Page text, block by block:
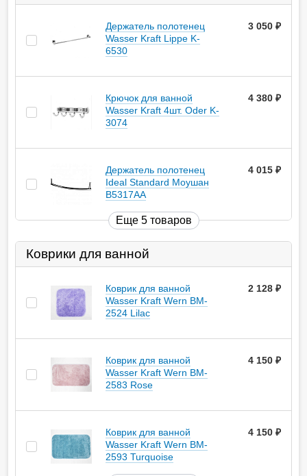
Держатель полотенец
Wasser Kraft Lippe K-
6530
3 050
Крючок для ванной
Wasser Kraft 4шт. Oder K-
3074
4 380
Держатель полотенец
Ideal Standard Моушан
B5317AA
4 015
Еще 5 товаров
Коврики для ванной
Коврик для ванной
Wasser Kraft Wern BM-
2524 Lilac
2 128
Коврик для ванной
Wasser Kraft Wern BM-
2583 Rose
4 150
Коврик для ванной
Wasser Kraft Wern BM-
2593 Turquoise
4 150